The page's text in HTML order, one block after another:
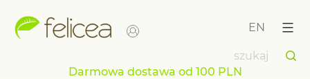
treści
EN
Darmowa dostawa od 100 PLN